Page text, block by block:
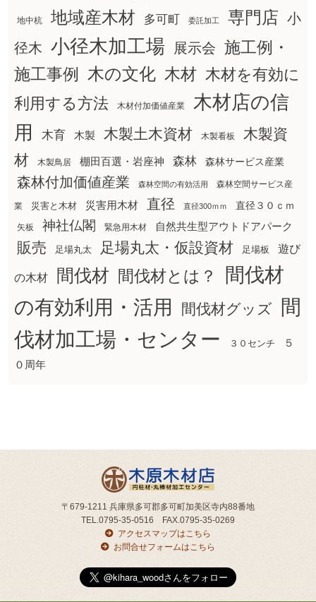
地中杭 地域産木材 多可町 委託加工 専門店 小
径木 小径木加工場 展示会 施工例・
施工事例
木の文化 木材 木材を有効に
利用する方法
木材付加価値産業
木材店の信
用
木育 木製 木製土木資材 木製看板
木製資
材
木製鳥居 棚田百選・岩座神 森林 森林サービス産業
森林付加価値産業 森林空間の有効活用 森林空間サービス産
業 災害と木材 災害用木材 直径 直径300ｍｍ 直径３０ｃｍ
矢板 神社仏閣 緊急用木材 自然共生型アウトドアパーク
販売 足場丸太 足場丸太・仮設資材 足場板 遊び
の木材 間伐材 間伐材とは？
間伐材
の有効利用・活用
間伐材グッズ
間
伐材加工場・センター
３０センチ
５
０周年
〒679-1211 兵庫県多可郡多可町加美区寺内88番地
TEL.0795-35-0516 FAX.0795-35-0269
アクセスマップはこちら
お問合せフォームはこちら